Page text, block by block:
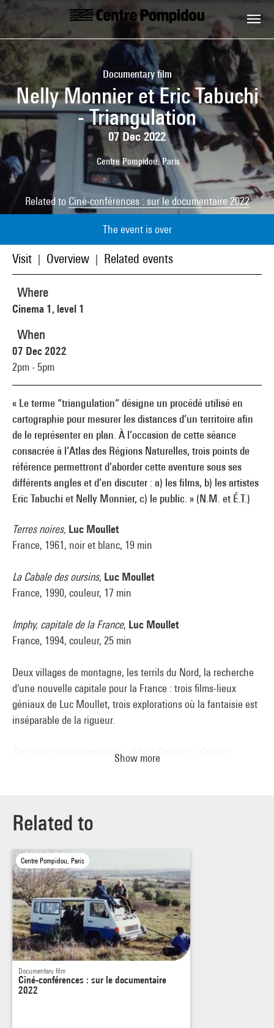
Skip to main content
Centre Pompidou
Documentary film
Nelly Monnier et Eric Tabuchi
- Triangulation
07 Dec 2022
Centre Pompidou, Paris
Related to Ciné-conférences : sur le documentaire 2022
The event is over
Visit Overview Related events
« Le terme “triangulation“ désigne un procédé utilisé en
cartographie pour mesurer les distances d’un territoire afin
de le représenter en plan. À l’occasion de cette séance
consacrée à l’Atlas des Régions Naturelles, trois points de
référence permettront d’aborder cette aventure sous ses
différents angles et d’en discuter : a) les films, b) les artistes
Eric Tabuchi et Nelly Monnier, c) le public. » (N.M. et É.T.)
Terres noires, Luc Moullet
France, 1961, noir et blanc, 19 min
La Cabale des oursins, Luc Moullet
France, 1990, couleur, 17 min
Imphy, capitale de la France, Luc Moullet
France, 1994, couleur, 25 min
Deux villages de montagne, les terrils du Nord, la recherche
d'une nouvelle capitale pour la France : trois films-lieux
géniaux de Luc Moullet, trois explorations où la fantaisie est
inséparable de la rigueur.
Territoires photographiques : Albert Giordan, « Centres
l'action régionale (DATAR), passe commande à 12
photographes pour « représenter le paysage français dans les
années 1980 ». Ici Albert Giordan.
Show more
Where
Cinema 1, level 1
When
07 Dec 2022
2pm - 5pm
Related to
Centre Pompidou, Paris
Documentary film
Ciné-conférences : sur le documentaire
2022